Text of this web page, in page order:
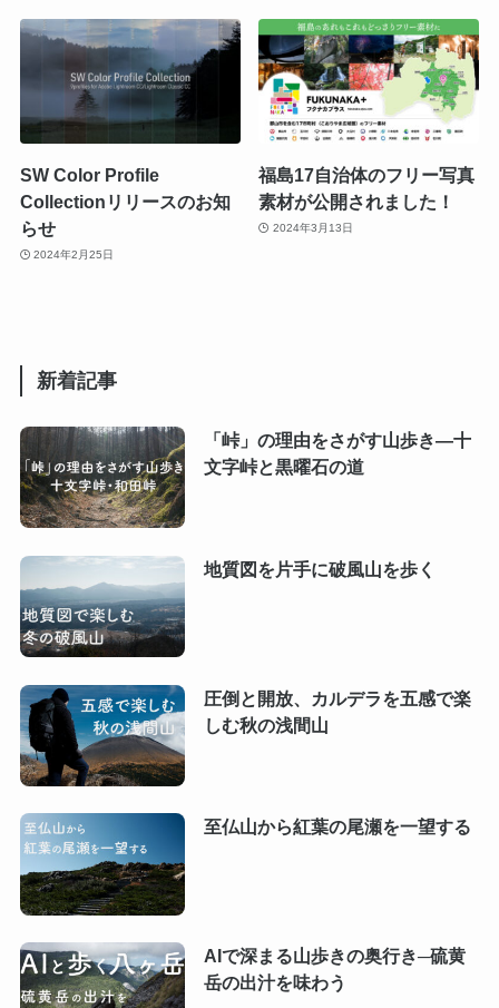
SW Color Profile
Collectionリリースのお知
らせ
2024年2月25日
福島17自治体のフリー写真
素材が公開されました！
2024年3月13日
新着記事
「峠」の理由をさがす山歩き―十
文字峠と黒曜石の道
地質図を片手に破風山を歩く
圧倒と開放、カルデラを五感で楽
しむ秋の浅間山
至仏山から紅葉の尾瀬を一望する
AIで深まる山歩きの奥行き─硫黄
岳の出汁を味わう